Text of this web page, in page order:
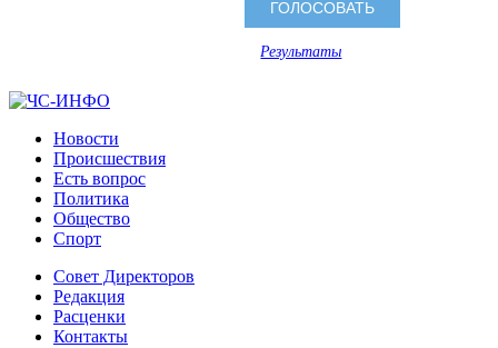
Результаты
Новости
Происшествия
Есть вопрос
Политика
Общество
Спорт
Совет Директоров
Редакция
Расценки
Контакты